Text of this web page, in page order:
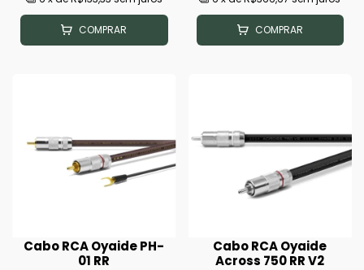
COMPRAR COMPRAR
Cabo RCA Oyaide PH-
01 RR
Cabo RCA Oyaide
Across 750 RR V2